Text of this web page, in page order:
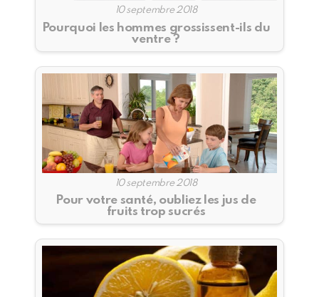
10 septembre 2018
Pourquoi les hommes grossissent-ils du
ventre ?
10 septembre 2018
Pour votre santé, oubliez les jus de
fruits trop sucrés